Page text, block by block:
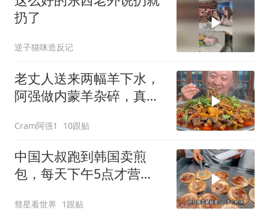
扔了
逆子猫咪造反记
老丈人送来两幅羊下水，
阿强做内蒙羊杂碎，真的
Cram阿强1 10跟贴
中国大叔跑到韩国卖煎
包，每天下午5点才营
彗星看世界 1跟贴